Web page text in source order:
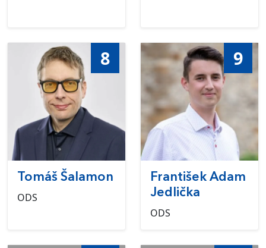
8
Tomáš Šalamon
ODS
9
František Adam
Jedlička
ODS